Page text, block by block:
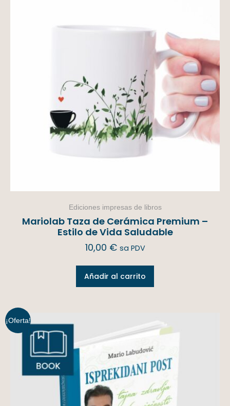
Ediciones impresas de libros
Mariolab Taza de Cerámica Premium –
Estilo de Vida Saludable
10,00 € sa PDV
Añadir al carrito
¡Oferta!